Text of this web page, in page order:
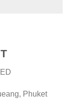
Phuket